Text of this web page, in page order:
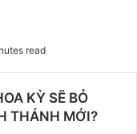
read
KỲ SẼ BỎ
THÁNH MỚI?